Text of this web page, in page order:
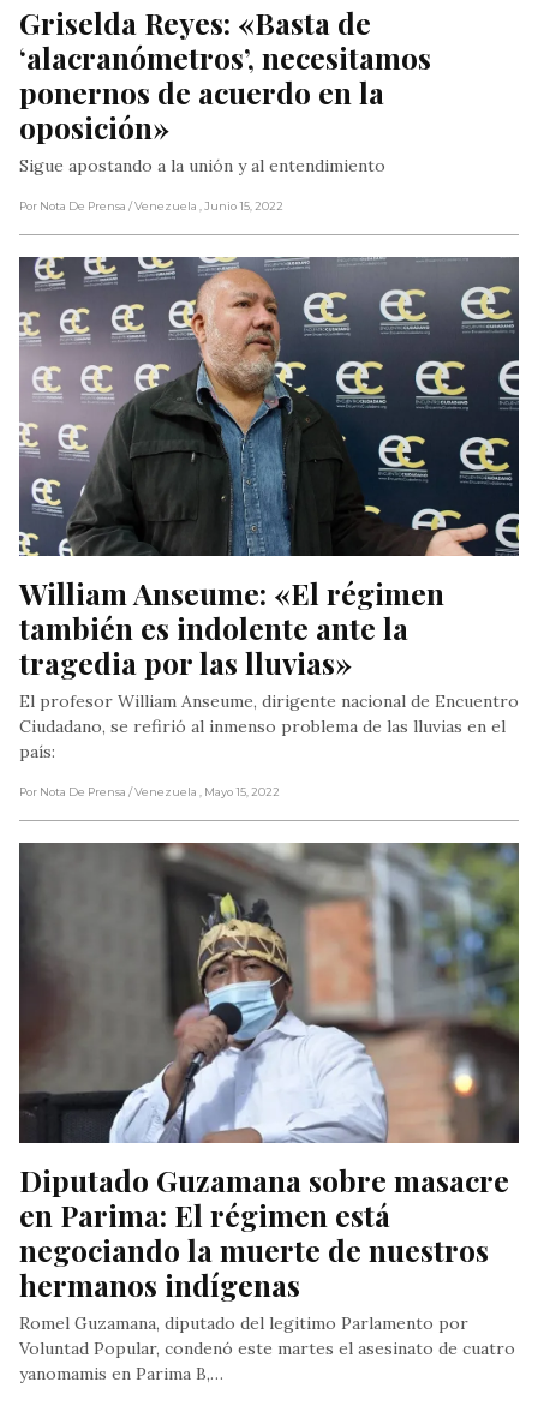
Griselda Reyes: «Basta de
‘alacranómetros’, necesitamos
ponernos de acuerdo en la
oposición»
Sigue apostando a la unión y al entendimiento
Por Nota De Prensa / Venezuela , Junio 15, 2022
William Anseume: «El régimen
también es indolente ante la
tragedia por las lluvias»
El profesor William Anseume, dirigente nacional de Encuentro
Ciudadano, se refirió al inmenso problema de las lluvias en el
país:
Por Nota De Prensa / Venezuela , Mayo 15, 2022
Diputado Guzamana sobre masacre
en Parima: El régimen está
negociando la muerte de nuestros
hermanos indígenas
Romel Guzamana, diputado del legitimo Parlamento por
Voluntad Popular, condenó este martes el asesinato de cuatro
yanomamis en Parima B,…